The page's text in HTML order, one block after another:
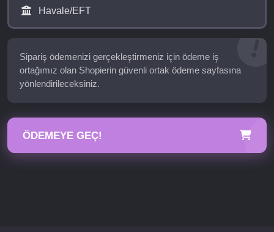
Havale/EFT
Sipariş ödemenizi gerçekleştirmeniz için ödeme iş
ortağımız olan Shopierin güvenli ortak ödeme sayfasına
yönlendirileceksiniz.
ÖDEMEYE GEÇ!